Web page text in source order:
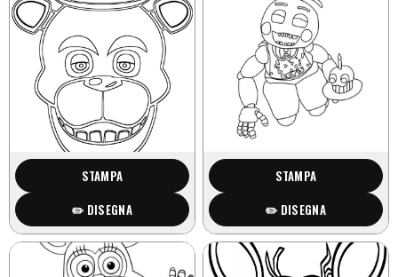
STAMPA
✏️ DISEGNA
STAMPA
✏️ DISEGNA